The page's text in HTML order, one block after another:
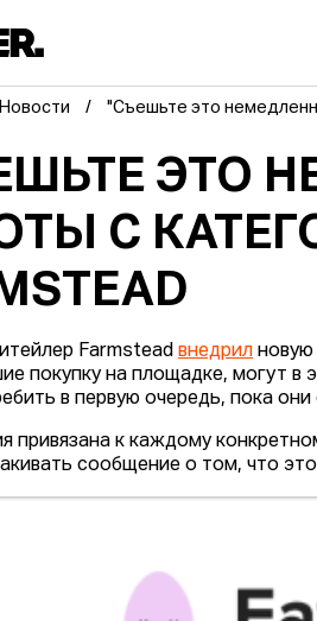
Новости "Съешьте это
ЭТО
С
Farmsteadвнедрил
покупку на площадке, могут в
в первую очередь, пока
привязана к каждому
сообщение о том, что